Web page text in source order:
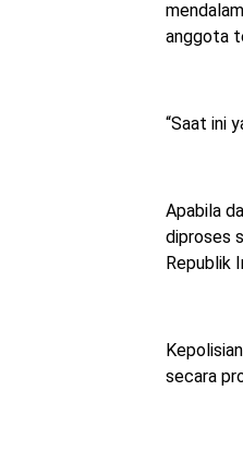
anggota
“Saat ini
Apabila
diproses
Republik
secara